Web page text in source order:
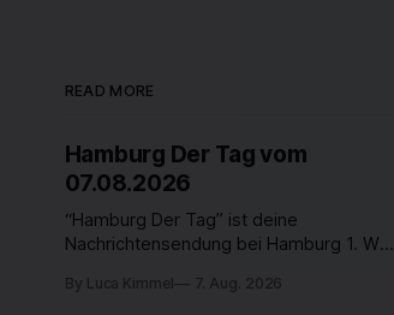
READ MORE
Hamburg Der Tag vom
07.08.2026
“Hamburg Der Tag” ist deine
Nachrichtensendung bei Hamburg 1. Was
beschäftigt die Hamburgerinnen und
By Luca Kimmel 7. Aug. 2026